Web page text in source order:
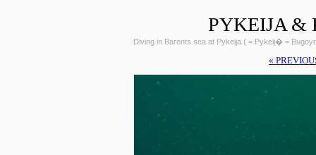
PYKEIJA &
Diving in Barents sea at Pykeija ( = Pykeij� =
«